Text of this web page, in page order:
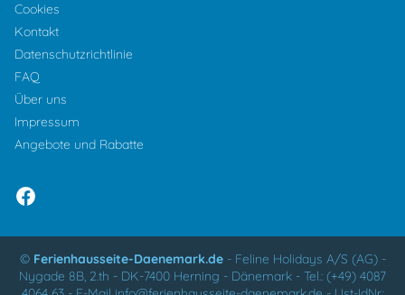
Cookies
Kontakt
Datenschutzrichtlinie
FAQ
Über uns
Impressum
Angebote und Rabatte
© Ferienhausseite-Daenemark.de- Feline Holidays A/S (AG)-
Nygade 8B, 2.th - DK-7400 Herning - Dänemark - Tel.: (+49) 4087